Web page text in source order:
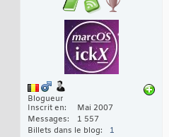
Blogueur
Inscrit en
Mai 2007
Messages
1 557
Billets dans le blog
1